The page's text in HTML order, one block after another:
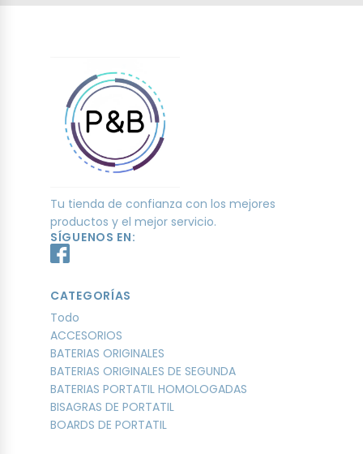
Tu tienda de confianza con los mejores
productos y el mejor servicio.
SÍGUENOS EN:
CATEGORÍAS
Todo
ACCESORIOS
BATERIAS ORIGINALES
BATERIAS ORIGINALES DE SEGUNDA
BATERIAS PORTATIL HOMOLOGADAS
BISAGRAS DE PORTATIL
BOARDS DE PORTATIL